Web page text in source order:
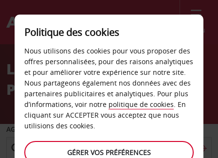
Menu
Welcome
AvisLocation de voiture
Pinetown
AGENCE DE DÉPART
Politique des cookies
Nous utilisons des cookies pour vous proposer des
offres personnalisées, pour des raisons analytiques
et pour améliorer votre expérience sur notre site.
Nous partageons également nos données avec des
partenaires publicitaires et analytiques. Pour plus
d’informations, voir notre politique de cookies. En
cliquant sur ACCEPTER vous acceptez que nous
utilisions des cookies.
GÉRER VOS PRÉFÉRENCES